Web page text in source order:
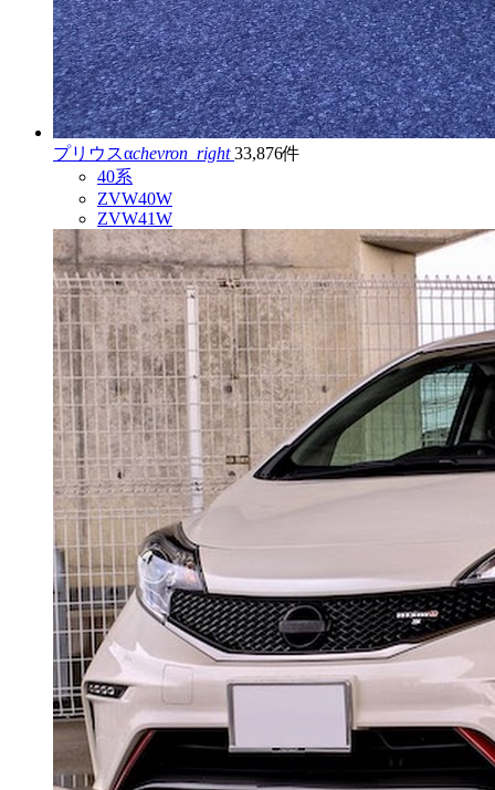
プリウスαchevron_right 33,876件
40系
ZVW40W
ZVW41W